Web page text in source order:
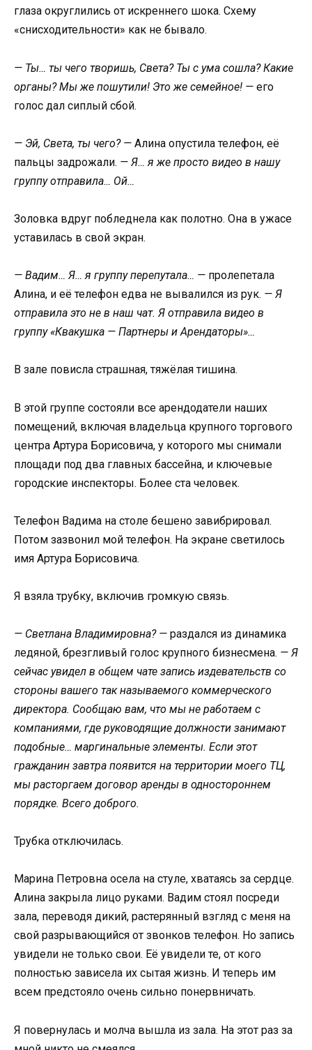
глаза округлились от искреннего шока. Схему
«снисходительности» как не бывало.
— Ты… ты чего творишь, Света? Ты с ума сошла? Какие
органы? Мы же пошутили! Это же семейное! — его
голос дал сиплый сбой.
— Эй, Света, ты чего? — Алина опустила телефон, её
пальцы задрожали. — Я… я же просто видео в нашу
группу отправила… Ой…
Золовка вдруг побледнела как полотно. Она в ужасе
уставилась в свой экран.
— Вадим… Я… я группу перепутала… — пролепетала
Алина, и её телефон едва не вывалился из рук. — Я
отправила это не в наш чат. Я отправила видео в
группу «Квакушка — Партнеры и Арендаторы»…
В зале повисла страшная, тяжёлая тишина.
В этой группе состояли все арендодатели наших
помещений, включая владельца крупного торгового
центра Артура Борисовича, у которого мы снимали
площади под два главных бассейна, и ключевые
городские инспекторы. Более ста человек.
Телефон Вадима на столе бешено завибрировал.
Потом зазвонил мой телефон. На экране светилось
имя Артура Борисовича.
Я взяла трубку, включив громкую связь.
— Светлана Владимировна? — раздался из динамика
ледяной, брезгливый голос крупного бизнесмена. — Я
сейчас увидел в общем чате запись издевательств со
стороны вашего так называемого коммерческого
директора. Сообщаю вам, что мы не работаем с
компаниями, где руководящие должности занимают
подобные… маргинальные элементы. Если этот
гражданин завтра появится на территории моего ТЦ,
мы расторгаем договор аренды в одностороннем
порядке. Всего доброго.
Трубка отключилась.
Марина Петровна осела на стуле, хватаясь за сердце.
Алина закрыла лицо руками. Вадим стоял посреди
зала, переводя дикий, растерянный взгляд с меня на
свой разрывающийся от звонков телефон. Но запись
увидели не только свои. Её увидели те, от кого
полностью зависела их сытая жизнь. И теперь им
всем предстояло очень сильно понервничать.
Я повернулась и молча вышла из зала. На этот раз за